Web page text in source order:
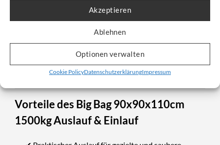
Akzeptieren
Ablehnen
Optionen verwalten
Cookie PolicyDatenschutzerklärungImpressum
der Big Bag 90x90x110cm 1500kg Auslauf und Einlauf
problemlos mit Gabelstapler oder Kran transportieren.
Die Schlaufen sind so angebracht, dass ein gleichmäßiges
Heben möglich ist – auch bei maximaler Beladung.
Alternativ kann der Big Bag auf einer Palette befüllt und
anschließend sicher bewegt werden.
Vorteile des Big Bag 90x90x110cm
1500kg Auslauf & Einlauf